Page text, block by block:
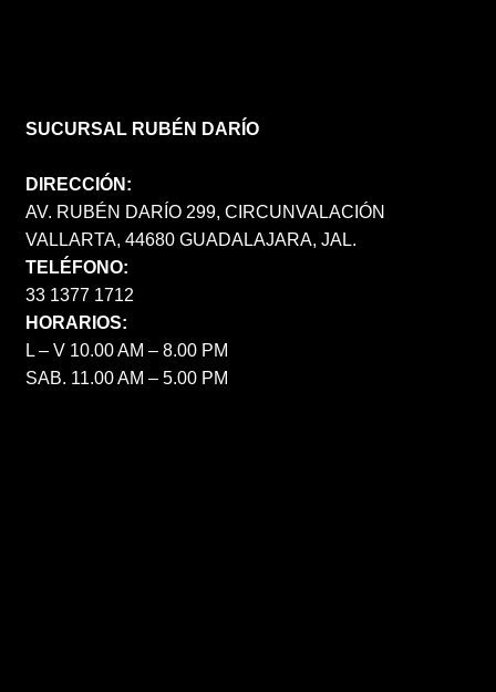
SUCURSAL RUBÉN DARÍO
DIRECCIÓN:
AV. RUBÉN DARÍO 299, CIRCUNVALACIÓN
VALLARTA, 44680 GUADALAJARA, JAL.
TELÉFONO:
33 1377 1712
HORARIOS:
L – V 10.00 AM – 8.00 PM
SAB. 11.00 AM – 5.00 PM